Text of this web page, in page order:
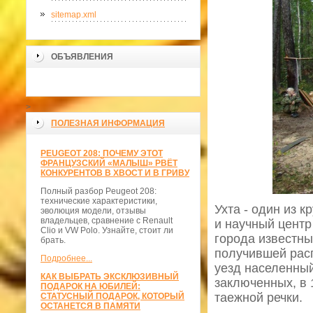
sitemap.xml
ОБЪЯВЛЕНИЯ
>
ПОЛЕЗНАЯ ИНФОРМАЦИЯ
PEUGEOT 208: ПОЧЕМУ ЭТОТ
ФРАНЦУЗСКИЙ «МАЛЫШ» РВЁТ
КОНКУРЕНТОВ В ХВОСТ И В ГРИВУ
Полный разбор Peugeot 208:
технические характеристики,
эволюция модели, отзывы
владельцев, сравнение с Renault
Clio и VW Polo. Узнайте, стоит ли
брать.
Подробнее...
КАК ВЫБРАТЬ ЭКСКЛЮЗИВНЫЙ
ПОДАРОК НА ЮБИЛЕЙ:
СТАТУСНЫЙ ПОДАРОК, КОТОРЫЙ
ОСТАНЕТСЯ В ПАМЯТИ
Ухта - один из
и научный
города
получившей
уезд
заключенных, в
таежной речки.